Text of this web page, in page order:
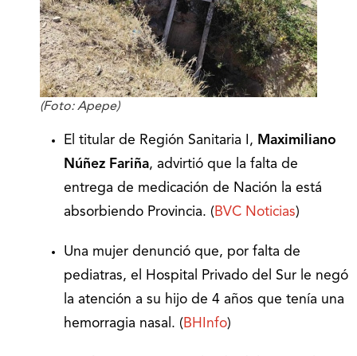
(Foto: Apepe)
El titular de Región Sanitaria I, Maximiliano
Núñez Fariña, advirtió que la falta de
entrega de medicación de Nación la está
absorbiendo Provincia. ( BVC Noticias)
Una mujer denunció que, por falta de
pediatras, el Hospital Privado del Sur le negó
la atención a su hijo de 4 años que tenía una
hemorragia nasal. ( BHInfo)